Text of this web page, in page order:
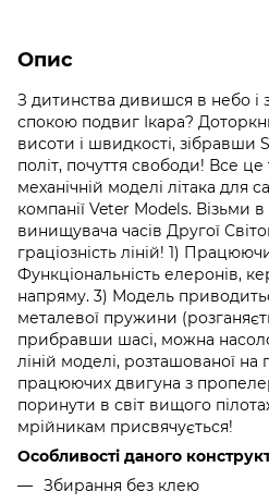
Опис
З дитинства дивишся в небо і
спокою подвиг Ікара?
висоти і швидкості, зібравши
політ, почуття свободи! Все
механічній моделі літака для
компанії Veter Models. Візьми
винищувача часів Другої
граціозність ліній! 1)
Функціональність елеронів,
напряму. 3) Модель
металевої пружини
прибравши шасі, можна
ліній моделі, розташованої на
працюючих двигуна з
поринути в світ вищого
мрійникам присвячується!
Особливості даного
Збирання без клею